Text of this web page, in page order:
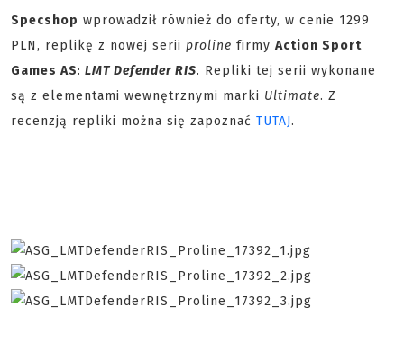
Specshop wprowadził również do oferty, w cenie 1299
PLN, replikę z nowej serii proline firmy Action Sport
Games AS: LMT Defender RIS. Repliki tej serii wykonane
są z elementami wewnętrznymi marki Ultimate. Z
recenzją repliki można się zapoznać TUTAJ.